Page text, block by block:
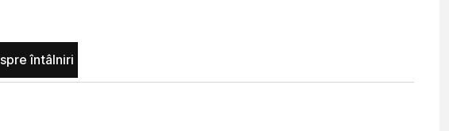
întâlniri